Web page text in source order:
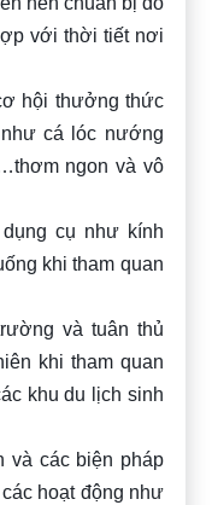
với thời tiết nơi
hội thưởng thức
cá lóc nướng
ngon và vô
cụ như kính
khi tham quan
và tuân thủ
khi tham quan
khu du lịch sinh
và các biện pháp
hoạt động như